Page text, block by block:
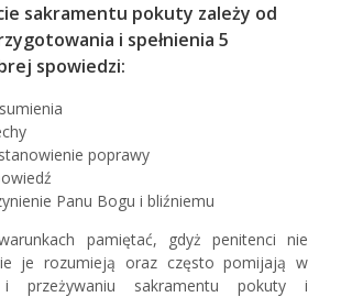
sakramentu pokuty zależy od
i spełnienia 5
spowiedzi:
poprawy
Panu Bogu i bliźniemu
pamiętać, gdyż penitenci nie
je rozumieją oraz często pomijają w
i przeżywaniu sakramentu pokuty i